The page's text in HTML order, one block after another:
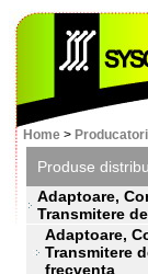
Home > Producatori
Produse
Adaptoare,
Transmitere
Adaptoare,
Transmitere
frecventa